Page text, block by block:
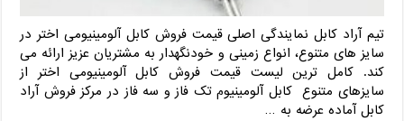
تیم آراد کابل نمایندگی اصلی قیمت فروش کابل آلومینیومی اختر در
سایز های متنوع، انواع زمینی و خودنگهدار به مشتریان عزیز ارائه می
کند. کامل ترین لیست قیمت فروش کابل آلومینیومی اختر از
سایزهای متنوع کابل آلومینیوم تک فاز و سه فاز در مرکز فروش آراد
کابل آماده عرضه به …